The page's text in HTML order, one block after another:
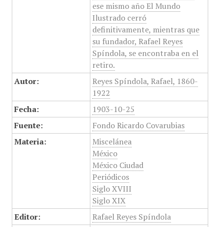
ese mismo año El Mundo
Ilustrado cerró
definitivamente, mientras que
su fundador, Rafael Reyes
Spíndola, se encontraba en el
retiro.
Autor:
Reyes Spíndola, Rafael, 1860-
1922
Fecha:
1903-10-25
Fuente:
Fondo Ricardo Covarubias
Materia:
Miscelánea
México
México Ciudad
Periódicos
Siglo XVIII
Siglo XIX
Editor:
Rafael Reyes Spíndola